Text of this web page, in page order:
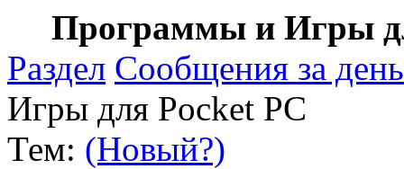
Программы и Игры
Раздел Сообщения за день
Игры для Pocket PC
Тем: (Новый?)